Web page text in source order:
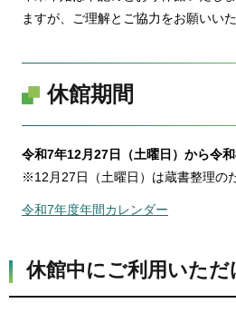
ますが、ご理解とご協力をお願いいた
休館期間
令和7年12月27日（土曜日）から令
※12月27日（土曜日）は蔵書整理の
令和7年度年間カレンダー
休館中にご利用いただ